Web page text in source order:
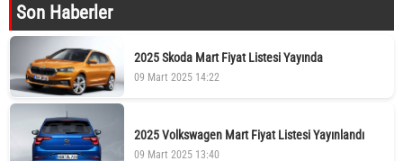
Son Haberler
2025 Skoda Mart Fiyat Listesi Yayında
09 Mart 2025 14:22
2025 Volkswagen Mart Fiyat Listesi Yayınlandı
09 Mart 2025 13:40